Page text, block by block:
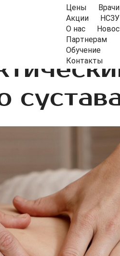
Цены
Врачи
Акции
НСЗУ
О нас
Партнерам
Обучение
Контакты